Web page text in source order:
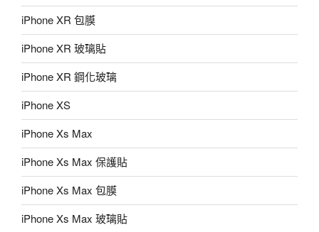
iPhone XR 包膜
iPhone XR 玻璃貼
iPhone XR 鋼化玻璃
iPhone XS
iPhone Xs Max
iPhone Xs Max 保護貼
iPhone Xs Max 包膜
iPhone Xs Max 玻璃貼